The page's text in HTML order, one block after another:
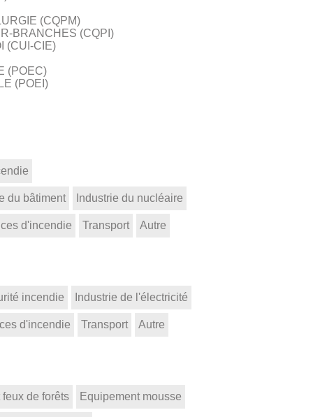
(CQPM)
BRANCHES (CQPI)
(CUI-CIE)
(POEC)
(POEI)
du bâtiment Industrie du nucléaire
d'incendie Transport Autre
incendie Industrie de l'électricité
d'incendie Transport Autre
de forêts Equipement mousse